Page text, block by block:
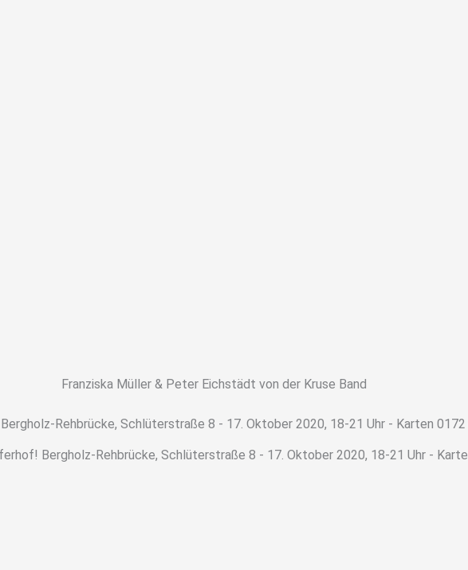
Franziska Müller & Peter Eichstädt von der Kruse Band
Bergholz-Rehbrücke, Schlüterstraße 8 - 17. Oktober 2020, 18-21 Uhr -